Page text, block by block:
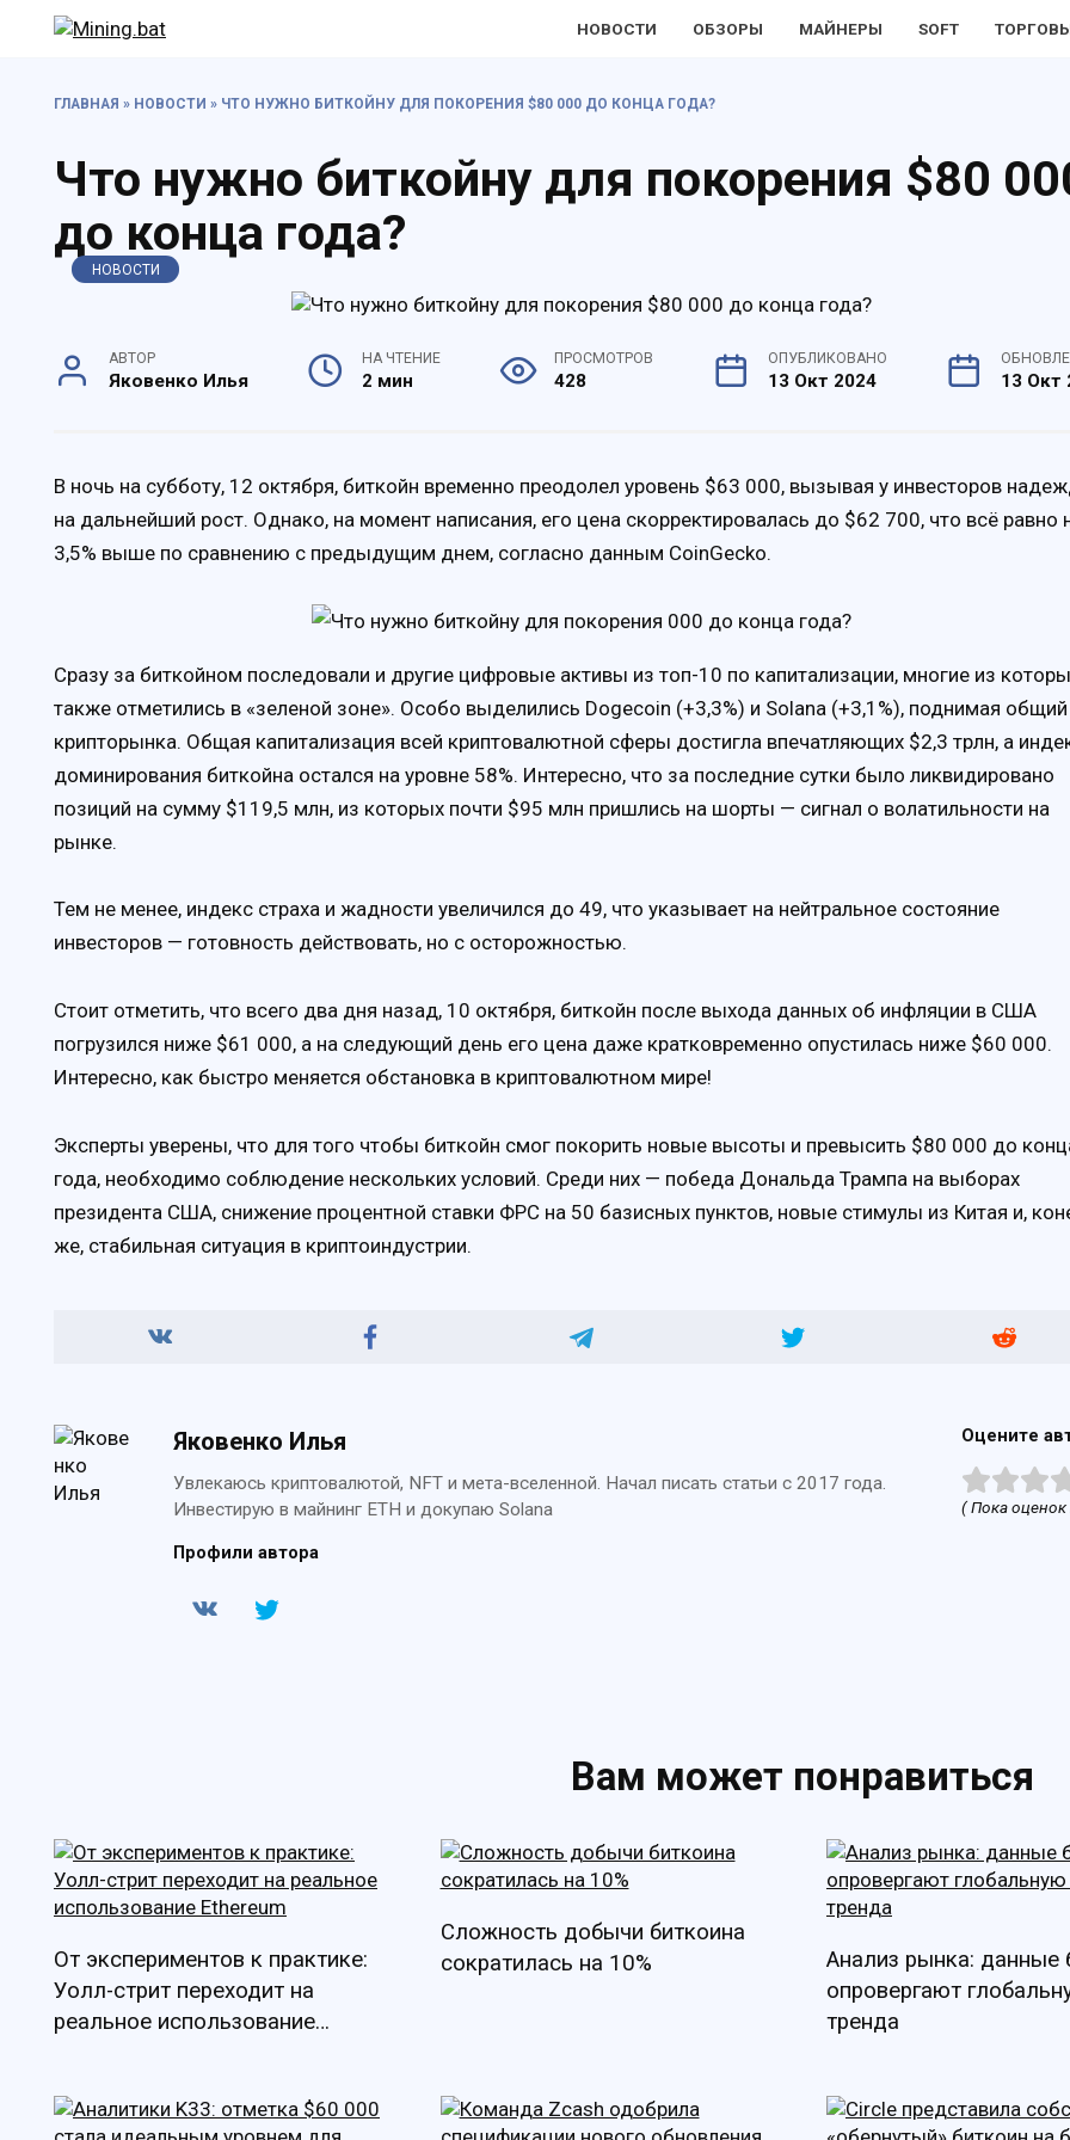
Перейти
НОВОСТИ ОБЗОРЫ МАЙНЕРЫ SOFT
ГЛАВНАЯ » НОВОСТИ » ЧТО НУЖНО БИТКОЙНУ ДЛЯ ПОКОРЕНИЯ $80 000 ДО КОНЦА ГОДА?
Что нужно биткойну для покорения $80
до конца года?
НОВОСТИ
АВТОР
Яковенко Илья
НА ЧТЕНИЕ
2 мин
ПРОСМОТРОВ
428
ОПУБЛИКОВАНО
13 Окт 2024 13 Окт
В ночь на субботу, 12 октября, биткойн временно преодолел уровень $63 000, вызывая у инвесторов
на дальнейший рост. Однако, на момент написания, его цена скорректировалась до $62 700, что всё равно
3,5% выше по сравнению с предыдущим днем, согласно данным CoinGecko.
Сразу за биткойном последовали и другие цифровые активы из топ-10 по капитализации, многие из
также отметились в «зеленой зоне». Особо выделились Dogecoin (+3,3%) и Solana (+3,1%), поднимая
крипторынка. Общая капитализация всей криптовалютной сферы достигла впечатляющих $2,3 трлн, а
доминирования биткойна остался на уровне 58%. Интересно, что за последние сутки было ликвидировано
позиций на сумму $119,5 млн, из которых почти $95 млн пришлись на шорты — сигнал о волатильности на
рынке.
Тем не менее, индекс страха и жадности увеличился до 49, что указывает на нейтральное состояние
инвесторов — готовность действовать, но с осторожностью.
Стоит отметить, что всего два дня назад, 10 октября, биткойн после выхода данных об инфляции в США
погрузился ниже $61 000, а на следующий день его цена даже кратковременно опустилась ниже $60 000.
Интересно, как быстро меняется обстановка в криптовалютном мире!
Эксперты уверены, что для того чтобы биткойн смог покорить новые высоты и превысить $80 000 до
года, необходимо соблюдение нескольких условий. Среди них — победа Дональда Трампа на выборах
президента США, снижение процентной ставки ФРС на 50 базисных пунктов, новые стимулы из Китая и,
же, стабильная ситуация в криптоиндустрии.
Яковенко Илья
Увлекаюсь криптовалютой, NFT и мета-вселенной. Начал писать статьи с 2017 года.
Инвестирую в майнинг ETH и докупаю Solana
Профили автора
Оцените
( Пока оценок
Вам может понравиться
От экспериментов к практике:
Уолл-стрит переходит на
реальное использование
Сложность добычи биткоина
сократилась на 10%
Анализ рынка: данные
опровергают
тренда